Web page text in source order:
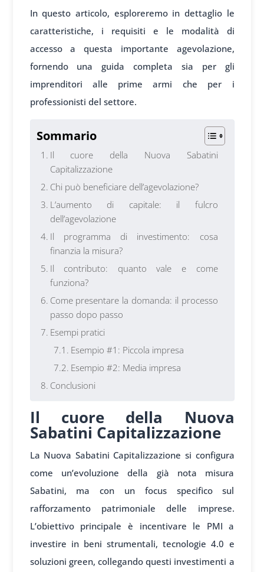
In questo articolo, esploreremo in dettaglio le
caratteristiche, i requisiti e le modalità di
accesso a questa importante agevolazione,
fornendo una guida completa sia per gli
imprenditori alle prime armi che per i
professionisti del settore.
Sommario
Il cuore della Nuova Sabatini
Capitalizzazione
Chi può beneficiare dell’agevolazione?
L’aumento di capitale: il fulcro
dell’agevolazione
Il programma di investimento: cosa
finanzia la misura?
Il contributo: quanto vale e come
funziona?
Come presentare la domanda: il processo
passo dopo passo
Esempi pratici
Esempio #1: Piccola impresa
Esempio #2: Media impresa
Conclusioni
Il cuore della Nuova
Sabatini Capitalizzazione
La Nuova Sabatini Capitalizzazione si configura
come un’evoluzione della già nota misura
Sabatini, ma con un focus specifico sul
rafforzamento patrimoniale delle imprese.
L’obiettivo principale è incentivare le PMI a
investire in beni strumentali, tecnologie 4.0 e
soluzioni green, collegando questi investimenti a